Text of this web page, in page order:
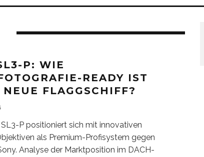
P: WIE
READY IST
NEUE FLAGGSCHIFF?
P positioniert sich mit innovativen
als Premium-Profisystem gegen
Analyse der Marktposition im DACH-